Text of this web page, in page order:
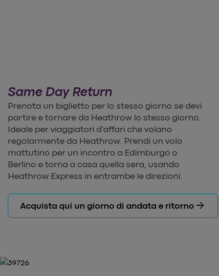
Same Day Return
Prenota un biglietto per lo stesso giorno se devi
partire e tornare da Heathrow lo stesso giorno.
Ideale per viaggiatori d'affari che volano
regolarmente da Heathrow. Prendi un volo
mattutino per un incontro a Edimburgo o
Berlino e torna a casa quella sera, usando
Heathrow Express in entrambe le direzioni.
Acquista qui un giorno di andata e ritorno arrow_forward